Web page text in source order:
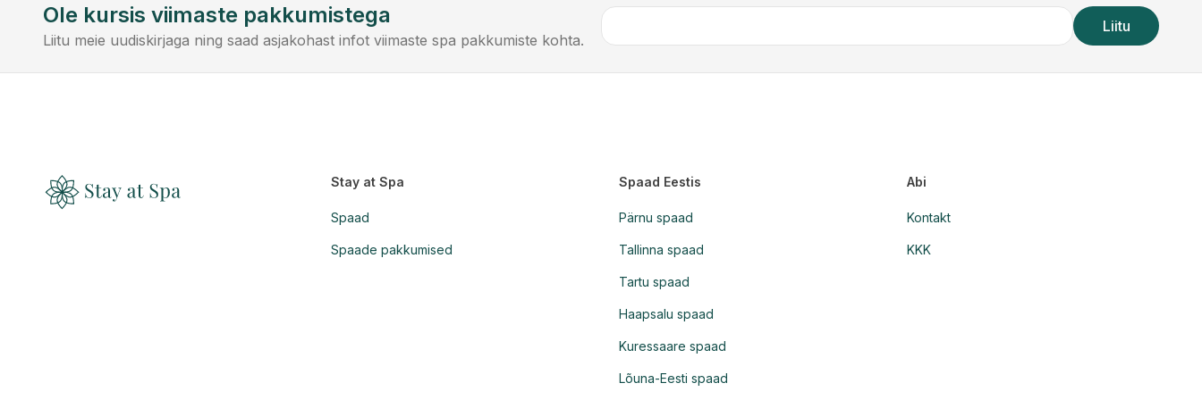
Ole kursis viimaste pakkumistega
Liitu meie uudiskirjaga ning saad asjakohast infot viimaste spa pakkumiste kohta.
Liitu
Stay at Spa
Spaad
Spaade pakkumised
Spaad Eestis
Pärnu spaad
Tallinna spaad
Tartu spaad
Haapsalu spaad
Kuressaare spaad
Lõuna-Eesti spaad
Abi
Kontakt
KKK